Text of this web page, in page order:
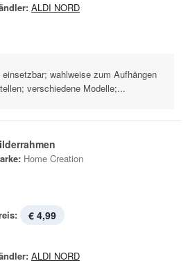
ALDI NORD
einsetzbar; wahlweise zum Aufhängen
verschiedene Modelle;...
Home Creation
€ 4,99
ALDI NORD